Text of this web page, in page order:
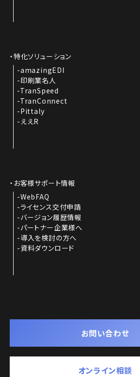
特化ソリューション
amazingEDI
印刷業名人
TranSpeed
TranConnect
Pittaly
ええR
お客様サポート情報
WebFAQ
ライセンス交付申請
バージョン履歴情報
パートナー企業様へ
導入を検討の方へ
資料ダウンロード
お問い合わせ
オンライン相談